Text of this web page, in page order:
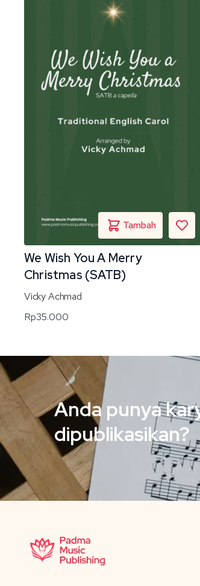
We Wish You A Merry
Christmas (SATB)
Vicky Achmad
Rp35.000
Anda punya
dipublikasikan?